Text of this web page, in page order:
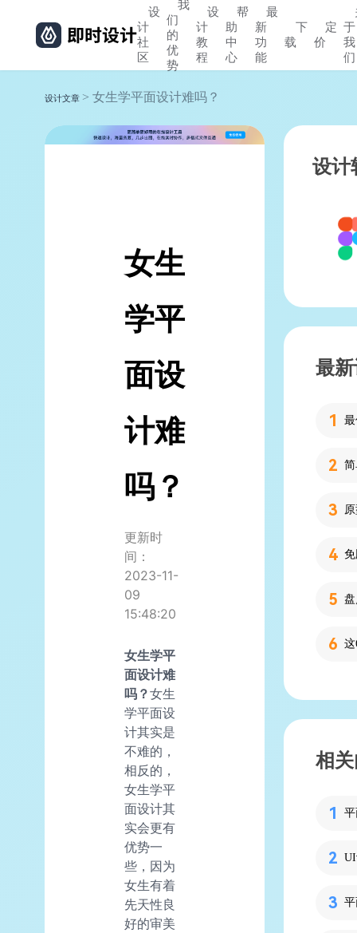
设
计
社
区
我
们
的
优
势
设
计
教
程
帮
助
中
心
最
新
功
能
下
载
定
价
于
我
们
设计文章 > 女生学平面设计难吗？
女生
学平
面设
计难
吗？
更新时
间：
2023-11-
09
15:48:20
女生学平
面设计难
吗？女生
学平面设
计其实是
不难的，
相反的，
女生学平
面设计其
实会更有
优势一
些，因为
女生有着
先天性良
好的审美
设计
最
相